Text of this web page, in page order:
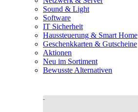
Sound & Light
Software
IT Sicherheit
Haussteuerung & Smart Home
Geschenkkarten & Gutscheine
Aktionen
Neu im Sortiment
Bewusste Alternativen